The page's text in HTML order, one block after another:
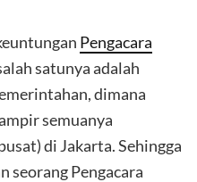
Pengacara
satunya adalah
dimana
semuanya
di Jakarta. Sehingga
seorang Pengacara